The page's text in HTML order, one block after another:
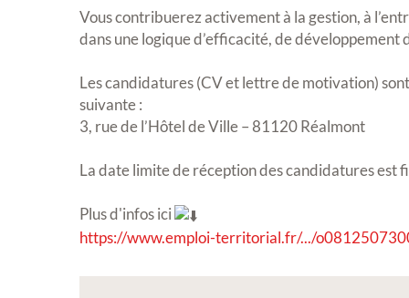
Vous contribuerez activement à la gestion, à
dans une logique d’efficacité, de
Les candidatures (CV et lettre de motivation)
suivante :
3, rue de l’Hôtel de Ville – 81120 Réalmont
La date limite de réception des candidatures est
Plus d'infos ici
https://www.emploi-territorial.fr/.../